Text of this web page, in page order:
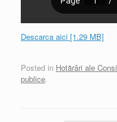
Descarca aici [1.29 MB]
Posted in Hotărâri ale
publice.